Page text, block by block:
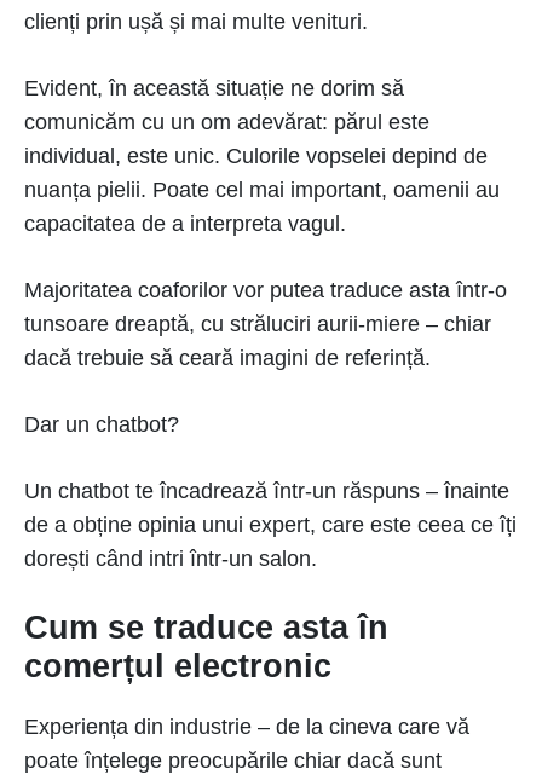
clienți prin ușă și mai multe venituri.
Evident, în această situație ne dorim să
comunicăm cu un om adevărat: părul este
individual, este unic. Culorile vopselei depind de
nuanța pielii. Poate cel mai important, oamenii au
capacitatea de a interpreta vagul.
Majoritatea coaforilor vor putea traduce asta într-o
tunsoare dreaptă, cu străluciri aurii-miere – chiar
dacă trebuie să ceară imagini de referință.
Dar un chatbot?
Un chatbot te încadrează într-un răspuns – înainte
de a obține opinia unui expert, care este ceea ce îți
dorești când intri într-un salon.
Cum se traduce asta în
comerțul electronic
Experiența din industrie – de la cineva care vă
poate înțelege preocupările chiar dacă sunt